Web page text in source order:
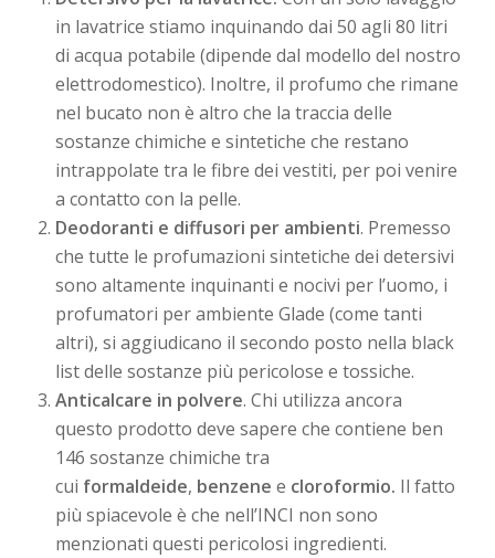
in lavatrice stiamo inquinando dai 50 agli 80 litri
di acqua potabile (dipende dal modello del nostro
elettrodomestico). Inoltre, il profumo che rimane
nel bucato non è altro che la traccia delle
sostanze chimiche e sintetiche che restano
intrappolate tra le fibre dei vestiti, per poi venire
a contatto con la pelle.
Deodoranti e diffusori per ambienti. Premesso
che tutte le profumazioni sintetiche dei detersivi
sono altamente inquinanti e nocivi per l’uomo, i
profumatori per ambiente Glade (come tanti
altri), si aggiudicano il secondo posto nella black
list delle sostanze più pericolose e tossiche.
Anticalcare in polvere. Chi utilizza ancora
questo prodotto deve sapere che contiene ben
146 sostanze chimiche tra
cui formaldeide, benzene e cloroformio. Il fatto
più spiacevole è che nell’INCI non sono
menzionati questi pericolosi ingredienti.